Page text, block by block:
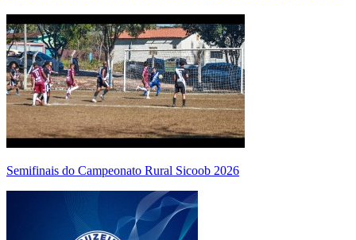
Semifinais do Campeonato Rural Sicoob 2026